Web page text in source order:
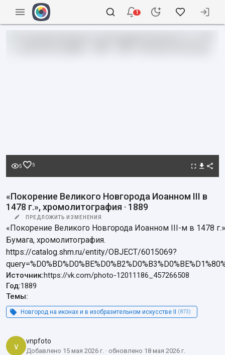
1
5 5
«Покорение Великого Новгорода Иоанном III в
1478 г.», хромолитография · 1889
ПРЕДЛОЖИТЬ ИЗМЕНЕНИЯ
«Покорение Великого Новгорода Иоанном III-м в 1478
Бумага, хромолитография.
https://catalog.shm.ru/entity/OBJECT/6015069?
Источник:https://vk.com/photo-12011186_457266508
Год:1889
Темы:
Новгород на иконах и в изобразительном искусстве II (873)
v vnpfoto
Добавлено 15 мая 2026 г. · обновлено 18 мая 2026 г.